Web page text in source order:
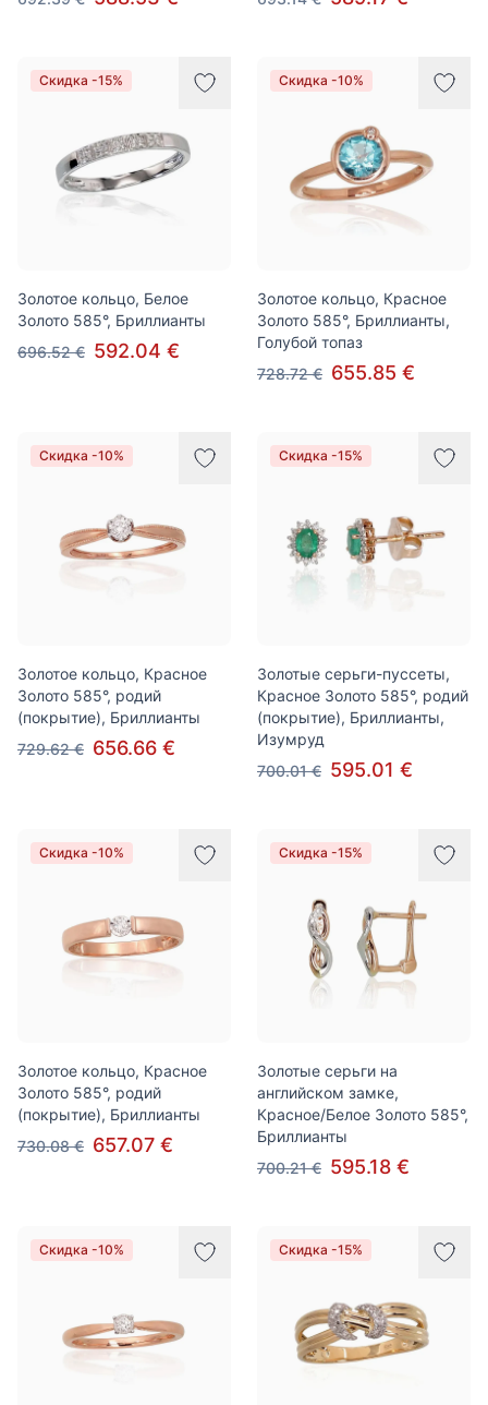
Скидка -15%
Золотое кольцо, Белое
Золото 585°, Бриллианты
696.52 € 592.04 €
Скидка -10%
Золотое кольцо, Красное
Золото 585°, Бриллианты,
Голубой топаз
728.72 € 655.85 €
Скидка -10%
Золотое кольцо, Красное
Золото 585°, родий
(покрытие), Бриллианты
729.62 € 656.66 €
Скидка -15%
Золотые серьги-пуссеты,
Красное Золото 585°, родий
(покрытие), Бриллианты,
Изумруд
700.01 € 595.01 €
Скидка -10%
Золотое кольцо, Красное
Золото 585°, родий
(покрытие), Бриллианты
730.08 € 657.07 €
Скидка -15%
Золотые серьги на
английском замке,
Красное/Белое Золото 585°,
Бриллианты
700.21 € 595.18 €
Скидка -10% Скидка -15%